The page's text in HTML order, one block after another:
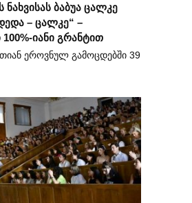
ნახვისას ბაბუა ცალკე
– ცალკე“ –
100%-იანი გრანტით
ეროვნულ გამოცდებში 39